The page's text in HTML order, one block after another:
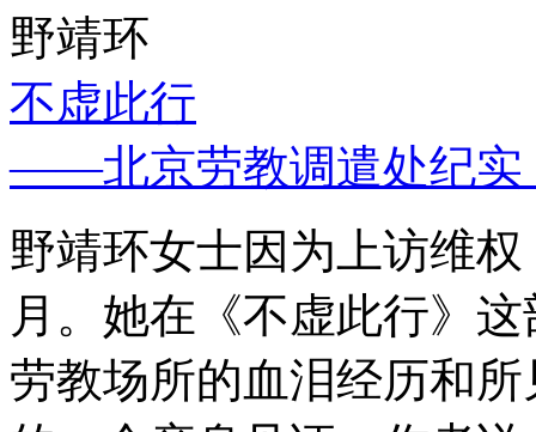
野靖环
不虚此行
——北京劳教调遣处纪实
野靖环女士因为上访维
月。她在《不虚此行》
劳教场所的血泪经历和